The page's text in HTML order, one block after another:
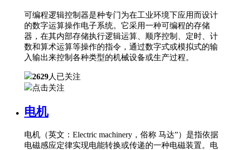
可编程逻辑控制器是种专门为在工业环境下应用而设计
的数字运算操作电子系统。它采用一种可编程的存储
器，在其内部存储执行逻辑运算、顺序控制、定时、计
数和算术运算等操作的指令，通过数字式或模拟式的输
入输出来控制各种类型的机械设备或生产过程。
2629人已关注
点击关注
电机
电机（英文：Electric machinery，俗称 马达”）是指依据
电磁感应定律实现电能转换或传递的一种电磁装置。电